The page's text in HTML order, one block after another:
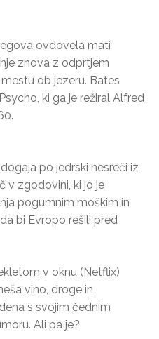
ovdovela mati
znova z odprtjem
ob jezeru. Bates
ki ga je režiral Alfred
po jedrski nesreči iz
v zgodovini, ki jo je
pogumnim moškim in
bi Evropo rešili pred
v oknu (Netflix)
vino, droge in
s svojim čednim
Ali pa je?